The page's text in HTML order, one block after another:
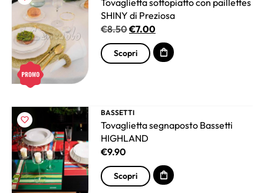
Tovaglietta sottopiatto con paillettes
SHINY di Preziosa
€8.50€7.00
Scopri
BASSETTI
Tovaglietta segnaposto Bassetti
HIGHLAND
€9.90
Scopri